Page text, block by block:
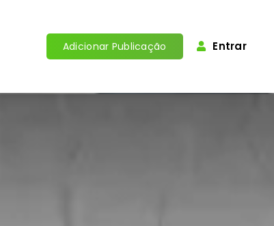
Adicionar Publicação Entrar